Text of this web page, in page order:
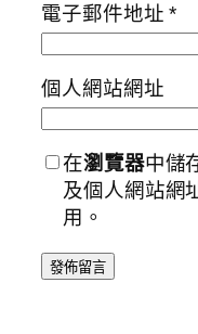
電子郵件地址*
個人網站網址
在瀏覽器中儲
及個人網站網
用。